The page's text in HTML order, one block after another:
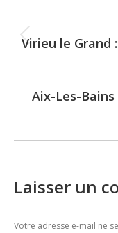
Virieu le Grand
Aix-Les-
Laisser un
Votre adresse e-mail ne